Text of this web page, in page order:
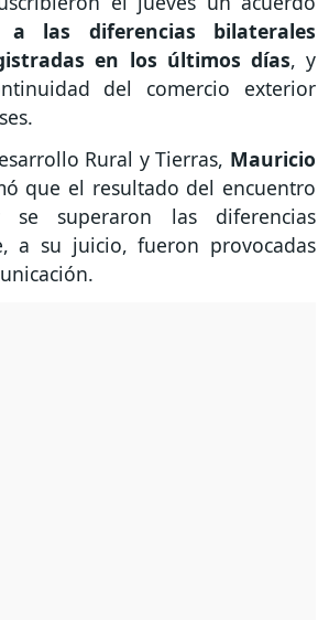
las diferencias bilaterales
en los últimos días, y
del comercio exterior
Rural y Tierras, Mauricio
que el resultado del encuentro
superaron las diferencias
a su juicio, fueron provocadas